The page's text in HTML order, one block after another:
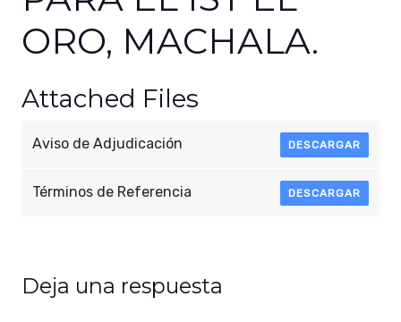
ORO, MACHALA.
Attached Files
Aviso de Adjudicación DESCARGAR
Términos de Referencia DESCARGAR
Deja una respuesta